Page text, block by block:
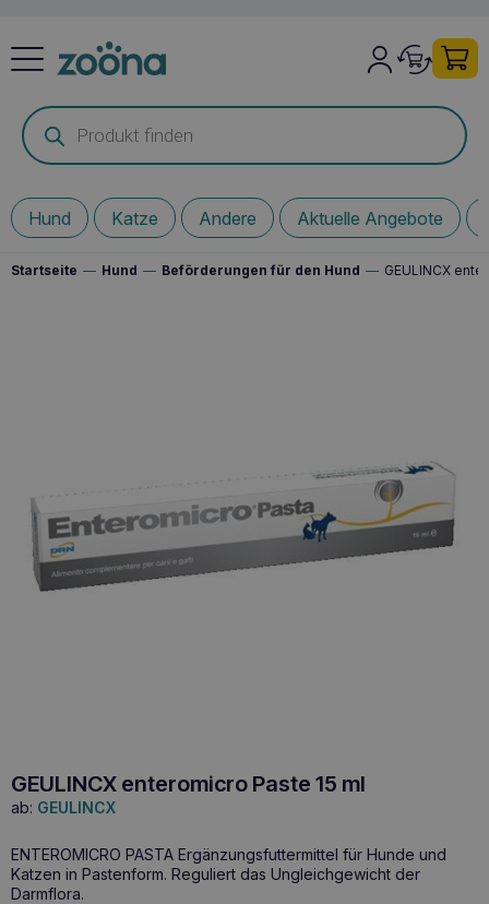
Products
search
Hund Katze Andere Aktuelle Angebote
Startseite — Hund — Beförderungen für den Hund — GEULINCX
GEULINCX enteromicro Paste 15 ml
ab: GEULINCX
ENTEROMICRO PASTA Ergänzungsfuttermittel für Hunde und
Katzen in Pastenform. Reguliert das Ungleichgewicht der
Darmflora.